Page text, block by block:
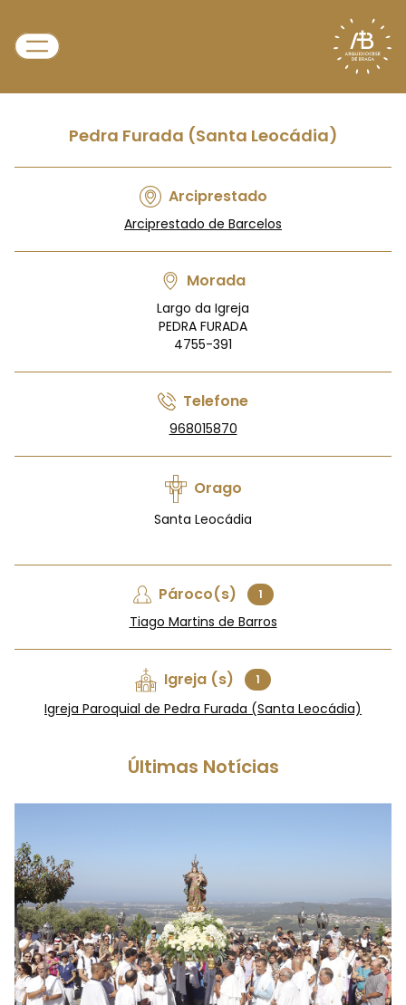
Pedra Furada (Santa Leocádia)
Arciprestado
Arciprestado de Barcelos
Morada
Largo da Igreja
PEDRA FURADA
4755-391
Telefone
968015870
Orago
Santa Leocádia
Pároco(s) 1
Tiago Martins de Barros
Igreja (s) 1
Igreja Paroquial de Pedra Furada (Santa Leocádia)
Últimas Notícias